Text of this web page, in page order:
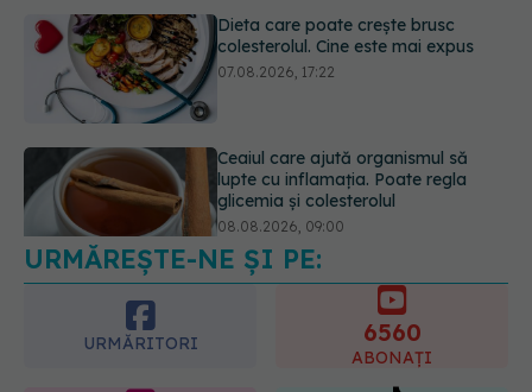
Dieta care poate crește brusc
colesterolul. Cine este mai expus
07.08.2026, 17:22
Ceaiul care ajută organismul să
lupte cu inflamația. Poate regla
glicemia și colesterolul
08.08.2026, 09:00
URMĂREȘTE-NE ȘI PE:
URMĂRITORI 6560
ABONAȚI